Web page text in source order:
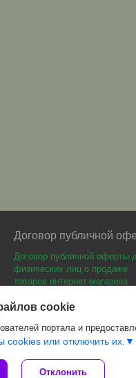
Договор публичной
Договор публичной оферты
физических лиц о продаже
товаров интернет-магазина
Deal.by
cookie
портала и
или отключить их.
Отклонить